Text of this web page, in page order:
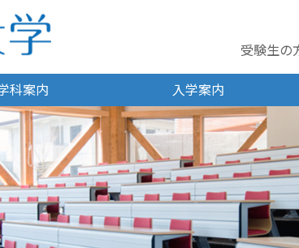
受験生の
科案内 入学案内